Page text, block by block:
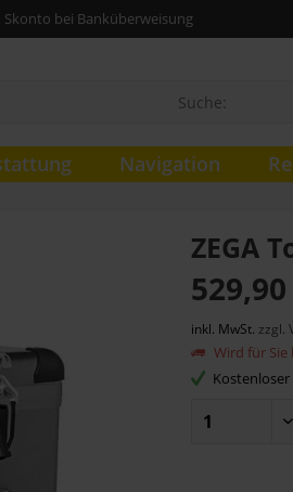
Skonto bei Banküberweisung
Navigation
ZEGA
inkl. MwSt. zzgl.
Wird für Sie
Kostenloser